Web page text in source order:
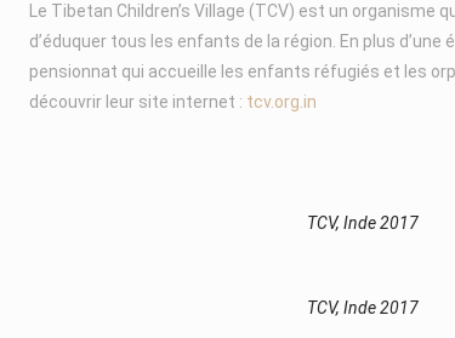
Le Tibetan Children’s Village (TCV) est un organisme
d’éduquer tous les enfants de la région. En plus d’une
pensionnat qui accueille les enfants réfugiés et les
découvrir leur site internet : tcv.org.in
TCV, Inde 2017
TCV, Inde 2017